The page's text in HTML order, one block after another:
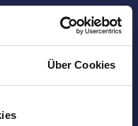
Über Cookies